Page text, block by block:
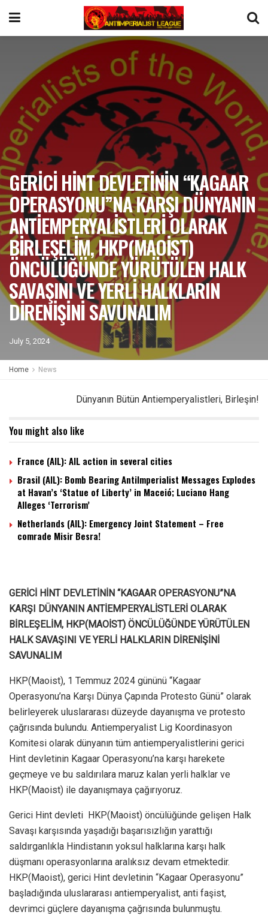
GERİCİ HİNT DEVLETİNİN “KAGAAR
OPERASYONU”NA KARŞI DÜNYANIN
ANTİEMPERYALİSTLERİ OLARAK
BİRLEŞELİM, HKP(MAOİST)
ÖNCÜLÜĞÜNDE YÜRÜTÜLEN HALK
SAVAŞINI VE YERLİ HALKLARIN
DİRENİŞİNİ SAVUNALIM
July 5, 2024
Home News
Dünyanın Bütün Antiemperyalistleri, Birleşin!
You might also like
France (AIL): AIL action in several cities
Brasil (AIL): Bomb Bearing AntiImperialist Messages Explodes
at Havan’s ‘Statue of Liberty’ in Maceió; Luciano Hang
Alleges ‘Terrorism’
Netherlands (AIL): Emergency Joint Statement – Free
comrade Misir Besra!
GERİCİ HİNT DEVLETİNİN “KAGAAR OPERASYONU”NA
KARŞI DÜNYANIN ANTİEMPERYALİSTLERİ OLARAK
BİRLEŞELİM, HKP(MAOİST) ÖNCÜLÜĞÜNDE YÜRÜTÜLEN
HALK SAVAŞINI VE YERLİ HALKLARIN DİRENİŞİNİ
SAVUNALIM
HKP(Maoist), 1 Temmuz 2024 gününü “Kagaar
Operasyonu’na Karşı Dünya Çapında Protesto Günü” olarak
belirleyerek uluslararası düzeyde dayanışma ve protesto
çağrısında bulundu. Antiemperyalist Lig Koordinasyon
Komitesi olarak dünyanın tüm antiemperyalistlerini gerici
Hint devletinin Kagaar Operasyonu’na karşı harekete
geçmeye ve bu saldırılara maruz kalan yerli halklar ve
HKP(Maoist) ile dayanışmaya çağırıyoruz.
Gerici Hint devleti HKP(Maoist) öncülüğünde gelişen Halk
Savaşı karşısında yaşadığı başarısızlığın yarattığı
saldırganlıkla Hindistanın yoksul halklarına karşı halk
düşmanı operasyonlarına aralıksız devam etmektedir.
HKP(Maoist), gerici Hint devletinin “Kagaar Operasyonu”
başladığında uluslararası antiemperyalist, anti faşist,
devrimci güçlere dayanışma çağrısında bulunmuştu.